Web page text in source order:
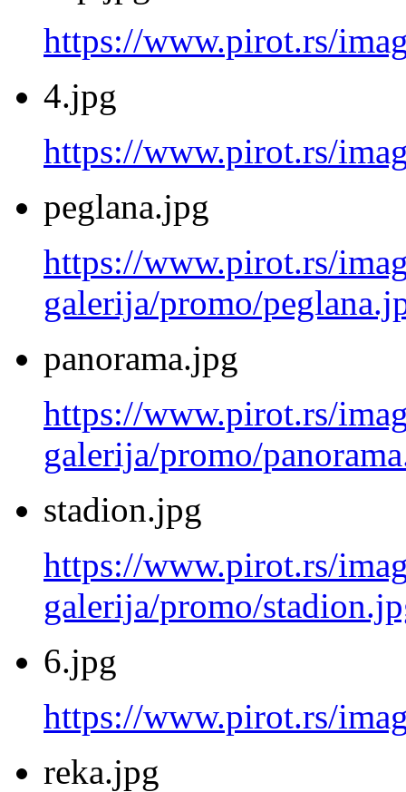
https://www.pirot.rs/
4.jpg
https://www.pirot.rs/
peglana.jpg
https://www.pirot.rs/
galerija/promo/
panorama.jpg
https://www.pirot.rs/
galerija/promo/
stadion.jpg
https://www.pirot.rs/
galerija/promo/
6.jpg
https://www.pirot.rs/
reka.jpg